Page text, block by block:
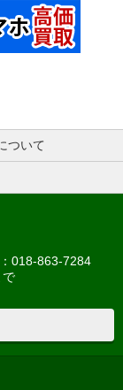
ついて
018-863-7284
で